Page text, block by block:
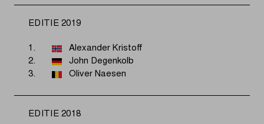
EDITIE 2019
1.
Alexander Kristoff
2.
John Degenkolb
3.
Oliver Naesen
EDITIE 2018